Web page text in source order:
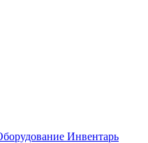
Инвентарь